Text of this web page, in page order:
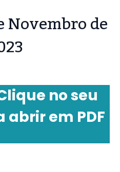
Novembro de
no seu
em PDF